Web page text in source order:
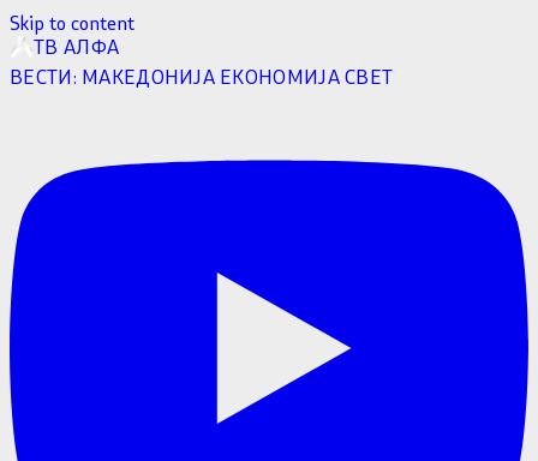
Skip to content
ТВ АЛФА
ВЕСТИ: МАКЕДОНИЈА ЕКОНОМИЈАСВЕТ